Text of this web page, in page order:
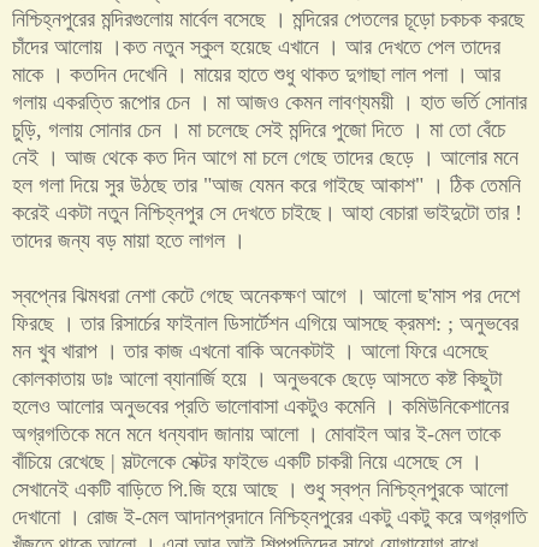
নিশ্চিহ্নপুরের মন্দিরগুলোয় মার্বেল বসেছে । মন্দিরের পেতলের চূড়ো চকচক করছে
চাঁদের আলোয় ।কত নতুন স্কুল হয়েছে এখানে । আর দেখতে পেল তাদের
মাকে । কতদিন দেখেনি । মায়ের হাতে শুধু থাকত দুগাছা লাল পলা । আর
গলায় একরত্তি রূপোর চেন । মা আজও কেমন লাবণ্যময়ী । হাত ভর্তি সোনার
চুড়ি, গলায় সোনার চেন । মা চলেছে সেই মন্দিরে পুজো দিতে । মা তো বেঁচে
নেই । আজ থেকে কত দিন আগে মা চলে গেছে তাদের ছেড়ে । আলোর মনে
হল গলা দিয়ে সুর উঠছে তার "আজ যেমন করে গাইছে আকাশ" । ঠিক তেমনি
করেই একটা নতুন নিশ্চিহ্নপুর সে দেখতে চাইছে। আহা বেচারা ভাইদুটো তার !
তাদের জন্য বড় মায়া হতে লাগল ।
স্বপ্নের ঝিমধরা নেশা কেটে গেছে অনেকক্ষণ আগে । আলো ছ'মাস পর দেশে
ফিরছে । তার রিসার্চের ফাইনাল ডিসার্টেশন এগিয়ে আসছে ক্রমশ: ; অনুভবের
মন খুব খারাপ । তার কাজ এখনো বাকি অনেকটাই । আলো ফিরে এসেছে
কোলকাতায় ডাঃ আলো ব্যানার্জি হয়ে । অনুভবকে ছেড়ে আসতে কষ্ট কিছুটা
হলেও আলোর অনুভবের প্রতি ভালোবাসা একটুও কমেনি । কমিউনিকেশানের
অগ্রগতিকে মনে মনে ধন্যবাদ জানায় আলো । মোবাইল আর ই-মেল তাকে
বাঁচিয়ে রেখেছে | সল্টলেকে সেক্টর ফাইভে একটি চাকরী নিয়ে এসেছে সে ।
সেখানেই একটি বাড়িতে পি.জি হয়ে আছে । শুধু স্বপ্ন নিশ্চিহ্নপুরকে আলো
দেখানো । রোজ ই-মেল আদানপ্রদানে নিশ্চিহ্নপুরের একটু একটু করে অগ্রগতি